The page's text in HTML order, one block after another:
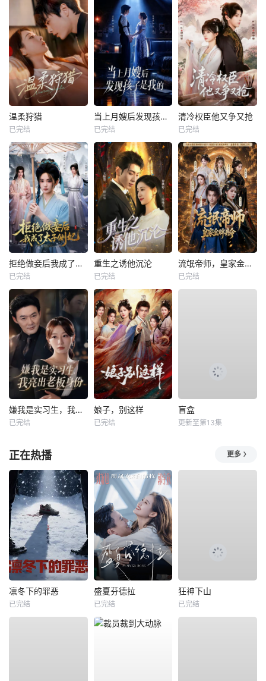
温柔狩猎
已完结
当上月嫂后发现孩子是我的
已完结
清冷权臣他又争又抢
已完结
拒绝做妾后我成了太子侧妃
已完结
重生之诱他沉沦
已完结
流氓帝师，皇家金牌县令
已完结
嫌我是实习生，我亮出老板身份
已完结
娘子，别这样
已完结
盲盒
更新至第13集
正在热播 更多
凛冬下的罪恶
已完结
盛夏芬德拉
已完结
狂神下山
已完结